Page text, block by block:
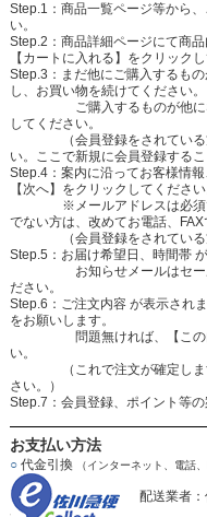
Step.1：商品一覧ページ等から
い。
Step.2：商品詳細ページにて商
【カートに入れる】をクリックし
Step.3：まだ他にご購入するも
し、お買い物を続けてください。
ご購入するものが他になけ
してください。
（会員登録をされている方
い。ここで新規に会員登録するこ
Step.4：案内に沿ってお客様情
【次へ】をクリックしてください
※メールアドレスは必須で
でない方は、改めてお電話、FAX
（会員登録をされている方
Step.5：お届け希望日、時間帯
お知らせメールはセール情
ださい。
Step.6：ご注文内容 が表示され
をお願いします。
問題無ければ、【この内容
い。
（これで注文が確定します
さい。）
Step.7：会員登録、ポイント等
お支払い方法
○代金引換 （インターネット、電話、
配送業者：